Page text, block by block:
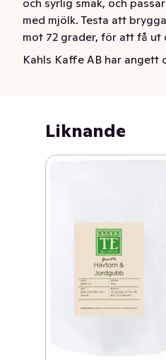
med mjölk. Testa att
mot 72 grader, för att få
Kahls Kaffe AB har angett
Liknande